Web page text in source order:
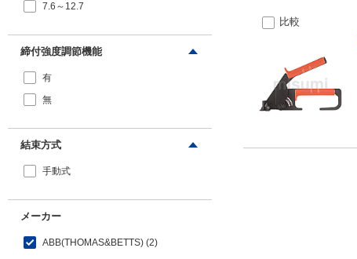
7.6～12.7
締付強度調節機能
有
無
結束方式
手動式
メーカー
ABB(THOMAS&BETTS) (2)
比較